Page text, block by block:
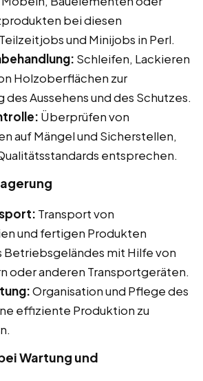
bei diesen
und Minijobs in Perl.
Schleifen, Lackieren
Holzoberflächen zur
des Aussehens und des Schutzes.
Überprüfen von
auf Mängel und Sicherstellen,
entsprechen.
Transport von
und fertigen Produkten
Betriebsgeländes mit Hilfe von
oder anderen Transportgeräten.
Organisation und Pflege des
effiziente Produktion zu
Wartung und